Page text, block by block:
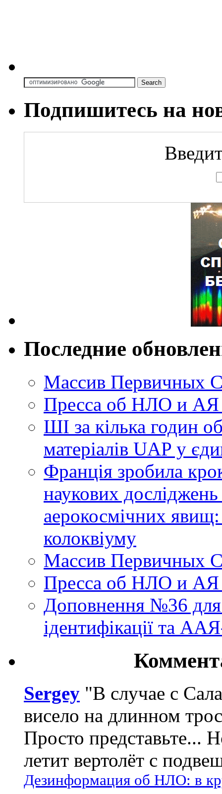
Подпишитесь на
Последние
Массив Первичных
Пресса об НЛО и
ШІ за кілька годин
матеріалів UAP у
Франція зробила
наукових
аерокосмічних
колоквіуму
Массив Первичных
Пресса об НЛО и
Доповнення №36
ідентифікації та
Sergey "В случае с
висело на длинном
Просто представьте...
летит вертолёт с
Дезинформация об НЛО: в